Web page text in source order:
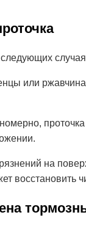
или ржавчина
на
восстановить